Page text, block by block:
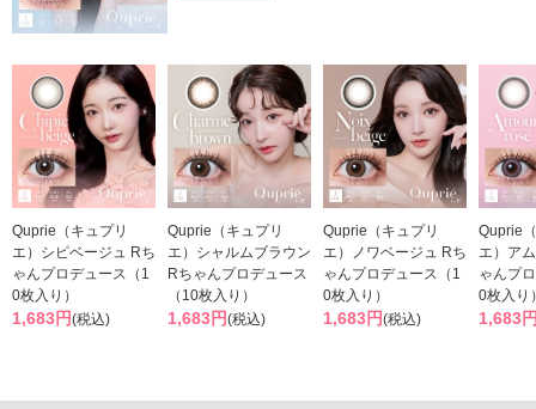
Quprie（キュプリ
エ）シピベージュ Rち
ゃんプロデュース（1
0枚入り）
1,683円(税込)
Quprie（キュプリ
エ）シャルムブラウン
Rちゃんプロデュース
（10枚入り）
1,683円(税込)
Quprie（キュプリ
エ）ノワベージュ Rち
ゃんプロデュース（1
0枚入り）
1,683円(税込)
Quprie
エ）ア
ゃんプ
0枚入り
1,683